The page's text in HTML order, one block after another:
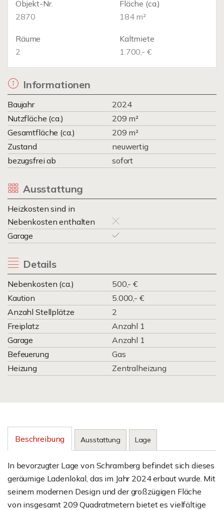
Objekt-Nr.
2870
Fläche (ca.)
184 m²
Räume
2
Kaltmiete
1.700,- €
Informationen
Baujahr
2024
Nutzfläche (ca.)
209 m²
Gesamtfläche (ca.)
209 m²
Zustand
neuwertig
bezugsfrei ab
sofort
Ausstattung
Heizkosten sind in
Nebenkosten enthalten
Garage
Details
Nebenkosten (ca.)
500,- €
Kaution
5.000,- €
Anzahl Stellplätze
2
Freiplatz
Anzahl 1
Garage
Anzahl 1
Befeuerung
Gas
Heizung
Zentralheizung
Beschreibung Ausstattung Lage
In bevorzugter Lage von Schramberg befindet sich dieses
geräumige Ladenlokal, das im Jahr 2024 erbaut wurde. Mit
seinem modernen Design und der großzügigen Fläche
von insgesamt 209 Quadratmetern bietet es vielfältige